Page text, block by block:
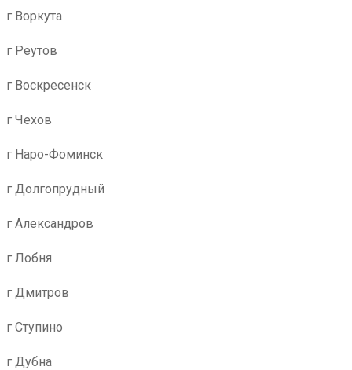
г Воркута
г Реутов
г Воскресенск
г Чехов
г Наро-Фоминск
г Долгопрудный
г Александров
г Лобня
г Дмитров
г Ступино
г Дубна